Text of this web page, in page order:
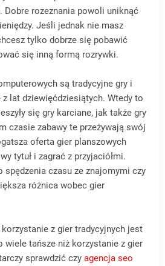
Dobre rozeznania powoli uniknąć
Jeśli jednak nie masz
tylko dobrze się pobawić
się inną formą rozrywki.
są tradycyjne gry i
z lat dziewięćdziesiątych. Wtedy to
się gry karciane, jak także gry
czasie zabawy te przeżywają swój
oferta gier planszowych
tytuł i zagrać z przyjaciółmi.
czasu ze znajomymi czy
różnica wobec gier
z gier tradycyjnych jest
wiele tańsze niż korzystanie z gier
sprawdzić czy agencja seo